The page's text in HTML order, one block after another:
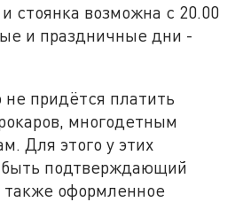
стоянка возможна с 20.00
и праздничные дни -
не придётся платить
многодетным
Для этого у этих
подтверждающий
также оформленное